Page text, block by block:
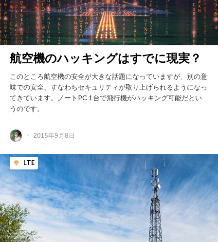
航空機のハッキングはすでに現実？
このところ航空機の安全が大きな話題になっていますが、別の意
味での安全、すなわちセキュリティが取り上げられるようになっ
てきています。ノートPC 1台で飛行機がハッキング可能だとい
うのです。
2015年9月8日
LTE